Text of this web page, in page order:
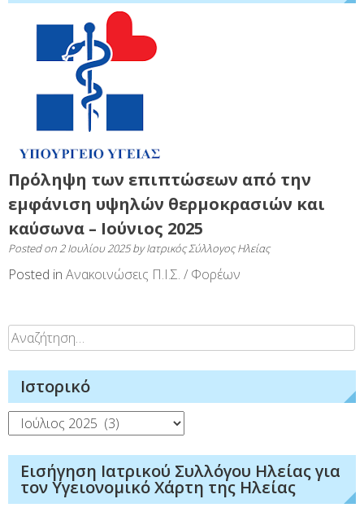
Πρόληψη των επιπτώσεων από την
εμφάνιση υψηλών θερμοκρασιών και
καύσωνα – Ιούνιος 2025
Posted on 2 Ιουλίου 2025byΙατρικός Σύλλογος Ηλείας
Posted in Ανακοινώσεις Π.Ι.Σ. / Φορέων
Αναζήτηση
για:
Ιστορικό
Ιστορικό
Εισήγηση Ιατρικού Συλλόγου Ηλείας για
τον Υγειονομικό Χάρτη της Ηλείας